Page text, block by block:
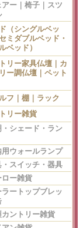
アー｜椅子｜スツ
（シングルベッ
ミダブルベッド・
ベッド）
リー家具仏壇｜カ
ー調仏壇｜ペット
フ｜棚｜ラック
リー雑貨
・シェード・ラン
用ウォールランプ
・スイッチ・器具
ロー雑貨
ラートップブレッ
カントリー雑貨